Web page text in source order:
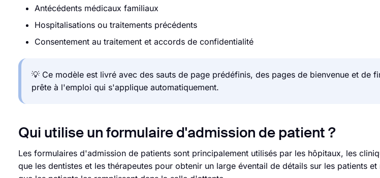
Antécédents médicaux familiaux
Hospitalisations ou traitements précédents
Consentement au traitement et accords de confidentialité
💡 Ce modèle est livré avec des sauts de page prédéfinis, des pages de bienvenue et de
prête à l'emploi qui s'applique automatiquement.
Qui utilise un formulaire d'admission de patient ?
Les formulaires d'admission de patients sont principalement utilisés par les hôpitaux, les
que les dentistes et les thérapeutes pour obtenir un large éventail de détails sur les patients